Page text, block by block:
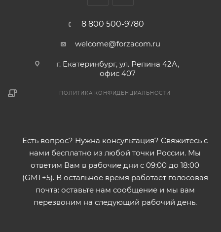
8 800 500-9780
welcome@forzacom.ru
г. Екатеринбург, ул. Репина 42А,
офис 407
ПОЛИТИКА КОНФИДЕНЦИАЛЬНОСТИ
Есть вопрос? Нужна консультация? Свяжитесь с
нами бесплатно из любой точки России. Мы
ответим Вам в рабочие дни с 09:00 до 18:00
(GMT+5). В остальное время работает голосовая
почта: оставьте нам сообщение и мы вам
перезвоним на следующий рабочий день.